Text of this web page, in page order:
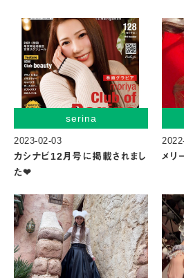
serina
2023-02-03
カシナビ12月号に掲載されまし
た❤︎
メリ